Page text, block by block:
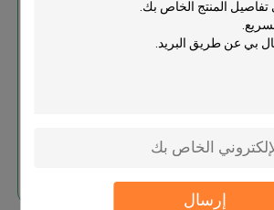
إرسال
أعلى المشبك القابض كابل عرض
مكونات النحاس المواد كابل العرض
استمر